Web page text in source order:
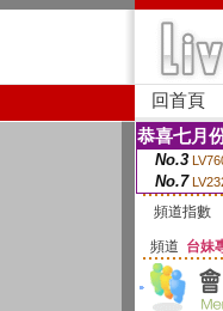
回首頁
恭喜七月
No.3
No.7
頻道指數
頻道 台妹